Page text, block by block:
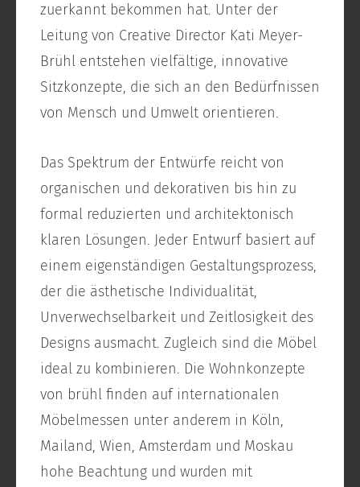
zuerkannt bekommen hat. Unter der
Leitung von Creative Director Kati Meyer-
Brühl entstehen vielfältige, innovative
Sitzkonzepte, die sich an den Bedürfnissen
von Mensch und Umwelt orientieren.
Das Spektrum der Entwürfe reicht von
organischen und dekorativen bis hin zu
formal reduzierten und architektonisch
klaren Lösungen. Jeder Entwurf basiert auf
einem eigenständigen Gestaltungsprozess,
der die ästhetische Individualität,
Unverwechselbarkeit und Zeitlosigkeit des
Designs ausmacht. Zugleich sind die Möbel
ideal zu kombinieren. Die Wohnkonzepte
von brühl finden auf internationalen
Möbelmessen unter anderem in Köln,
Mailand, Wien, Amsterdam und Moskau
hohe Beachtung und wurden mit